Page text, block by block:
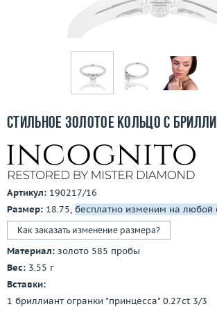
Бесплатная доставка
Покупка и оплата
3D-тур по шоуруму
Заказать звонок
Стильное золотое кольцо с
Артикул: 190217/16
Размер: 18.75, бесплатно изменим на любой
Как заказать изменение размера?
Материал: золото 585 пробы
Вес: 3.55 г
Вставки:
1 бриллиант огранки "принцесса" 0.27ct 3/3